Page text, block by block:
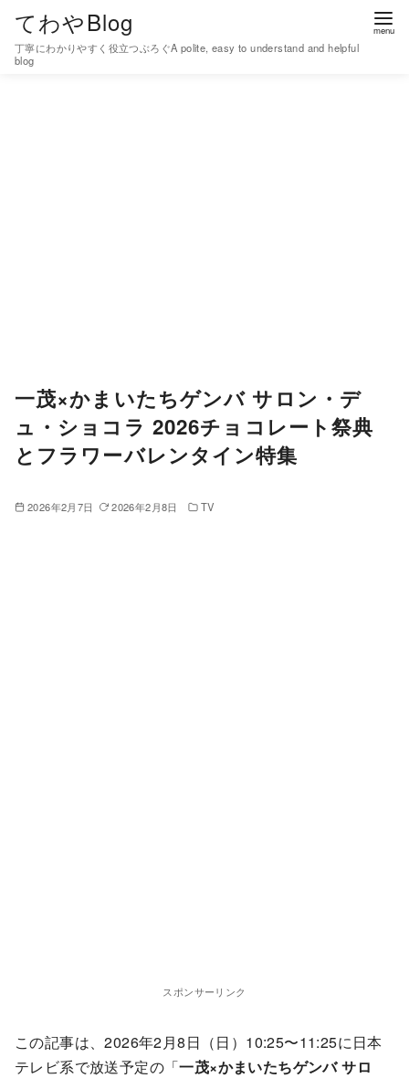
てわやBlog
丁寧にわかりやすく役立つぶろぐA polite, easy to understand and helpful
blog
一茂×かまいたちゲンバ サロン・デ
ュ・ショコラ 2026チョコレート祭典
とフラワーバレンタイン特集
2026年2月7日 2026年2月8日 TV
スポンサーリンク
この記事は、2026年2月8日（日）10:25〜11:25に日本
テレビ系で放送予定の「一茂×かまいたちゲンバサロ